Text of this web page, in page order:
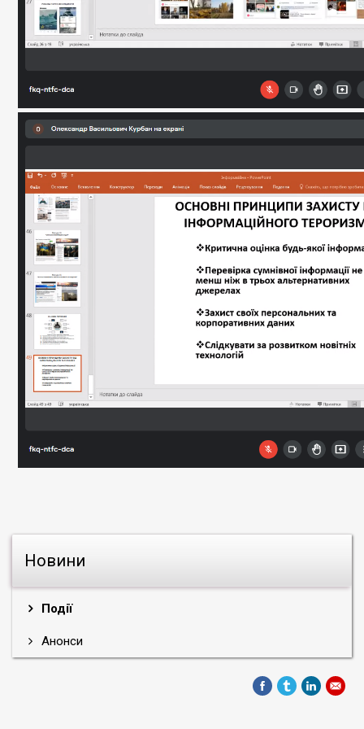
Новини
Події
Анонси